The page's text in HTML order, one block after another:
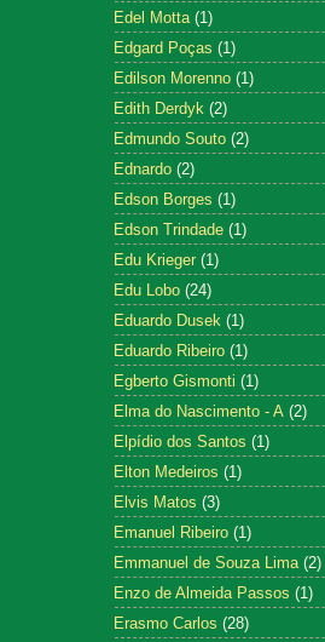
Edel Motta (1)
Edgard Poças (1)
Edilson Morenno (1)
Edith Derdyk (2)
Edmundo Souto (2)
Ednardo (2)
Edson Borges (1)
Edson Trindade (1)
Edu Krieger (1)
Edu Lobo (24)
Eduardo Dusek (1)
Eduardo Ribeiro (1)
Egberto Gismonti (1)
Elma do Nascimento - A (2)
Elpídio dos Santos (1)
Elton Medeiros (1)
Elvis Matos (3)
Emanuel Ribeiro (1)
Emmanuel de Souza Lima (2)
Enzo de Almeida Passos (1)
Erasmo Carlos (28)